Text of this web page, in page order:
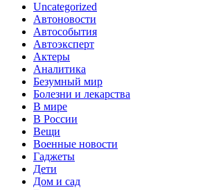
Uncategorized
Автоновости
Автособытия
Автоэксперт
Актеры
Аналитика
Безумный мир
Болезни и лекарства
В мире
В России
Вещи
Военные новости
Гаджеты
Дети
Дом и сад